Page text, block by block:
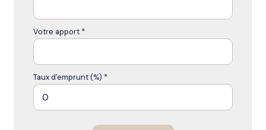
Votre apport *
Taux d'emprunt (%) *